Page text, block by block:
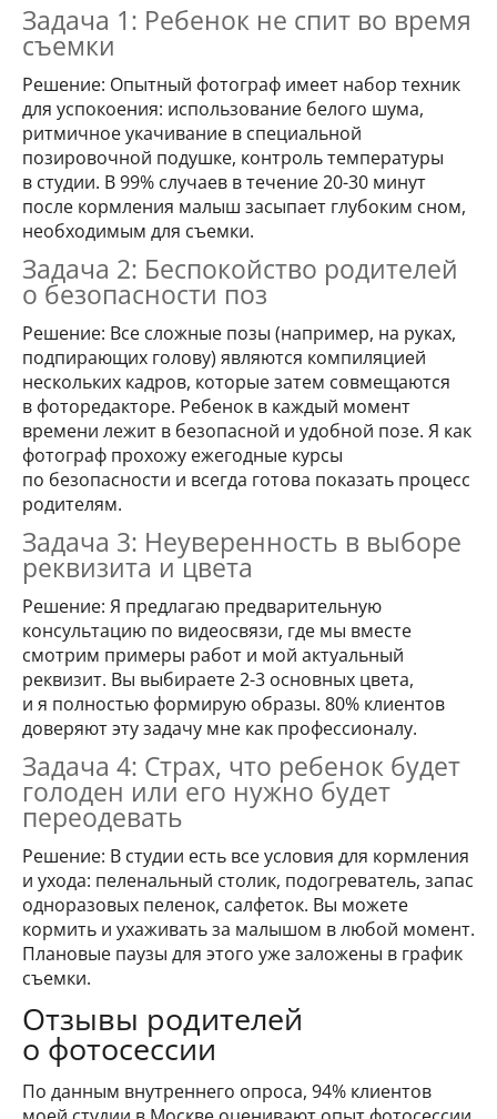
Задача 1: Ребенок не спит во время
съемки
Решение: Опытный фотограф имеет набор техник
для успокоения: использование белого шума,
ритмичное укачивание в специальной
позировочной подушке, контроль температуры
в студии. В 99% случаев в течение 20-30 минут
после кормления малыш засыпает глубоким сном,
необходимым для съемки.
Задача 2: Беспокойство родителей
о безопасности поз
Решение: Все сложные позы (например, на руках,
подпирающих голову) являются компиляцией
нескольких кадров, которые затем совмещаются
в фоторедакторе. Ребенок в каждый момент
времени лежит в безопасной и удобной позе. Я как
фотограф прохожу ежегодные курсы
по безопасности и всегда готова показать процесс
родителям.
Задача 3: Неуверенность в выборе
реквизита и цвета
Решение: Я предлагаю предварительную
консультацию по видеосвязи, где мы вместе
смотрим примеры работ и мой актуальный
реквизит. Вы выбираете 2-3 основных цвета,
и я полностью формирую образы. 80% клиентов
доверяют эту задачу мне как профессионалу.
Задача 4: Страх, что ребенок будет
голоден или его нужно будет
переодевать
Решение: В студии есть все условия для кормления
и ухода: пеленальный столик, подогреватель, запас
одноразовых пеленок, салфеток. Вы можете
кормить и ухаживать за малышом в любой момент.
Плановые паузы для этого уже заложены в график
съемки.
Отзывы родителей
о фотосессии
По данным внутреннего опроса, 94% клиентов